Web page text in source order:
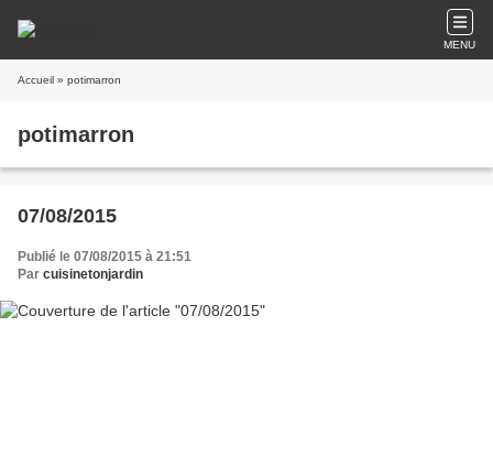
MENU
Accueil » potimarron
potimarron
07/08/2015
Publié le 07/08/2015 à 21:51
Par cuisinetonjardin